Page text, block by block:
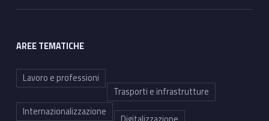
AREE TEMATICHE
Lavoro e professioni
Trasporti e infrastrutture
Internazionalizzazione